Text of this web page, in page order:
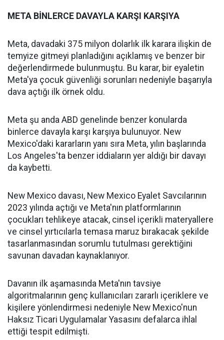
META BİNLERCE DAVAYLA KARŞI KARŞIYA
Meta, davadaki 375 milyon dolarlık ilk karara ilişkin de
temyize gitmeyi planladığını açıklamış ve benzer bir
değerlendirmede bulunmuştu. Bu karar, bir eyaletin
Meta'ya çocuk güvenliği sorunları nedeniyle başarıyla
dava açtığı ilk örnek oldu.
Meta şu anda ABD genelinde benzer konularda
binlerce davayla karşı karşıya bulunuyor. New
Mexico'daki kararların yanı sıra Meta, yılın başlarında
Los Angeles'ta benzer iddiaların yer aldığı bir davayı
da kaybetti.
New Mexico davası, New Mexico Eyalet Savcılarının
2023 yılında açtığı ve Meta'nın platformlarının
çocukları tehlikeye atacak, cinsel içerikli materyallere
ve cinsel yırtıcılarla temasa maruz bırakacak şekilde
tasarlanmasından sorumlu tutulması gerektiğini
savunan davadan kaynaklanıyor.
Davanın ilk aşamasında Meta'nın tavsiye
algoritmalarının genç kullanıcıları zararlı içeriklere ve
kişilere yönlendirmesi nedeniyle New Mexico'nun
Haksız Ticari Uygulamalar Yasasını defalarca ihlal
ettiği tespit edilmişti.